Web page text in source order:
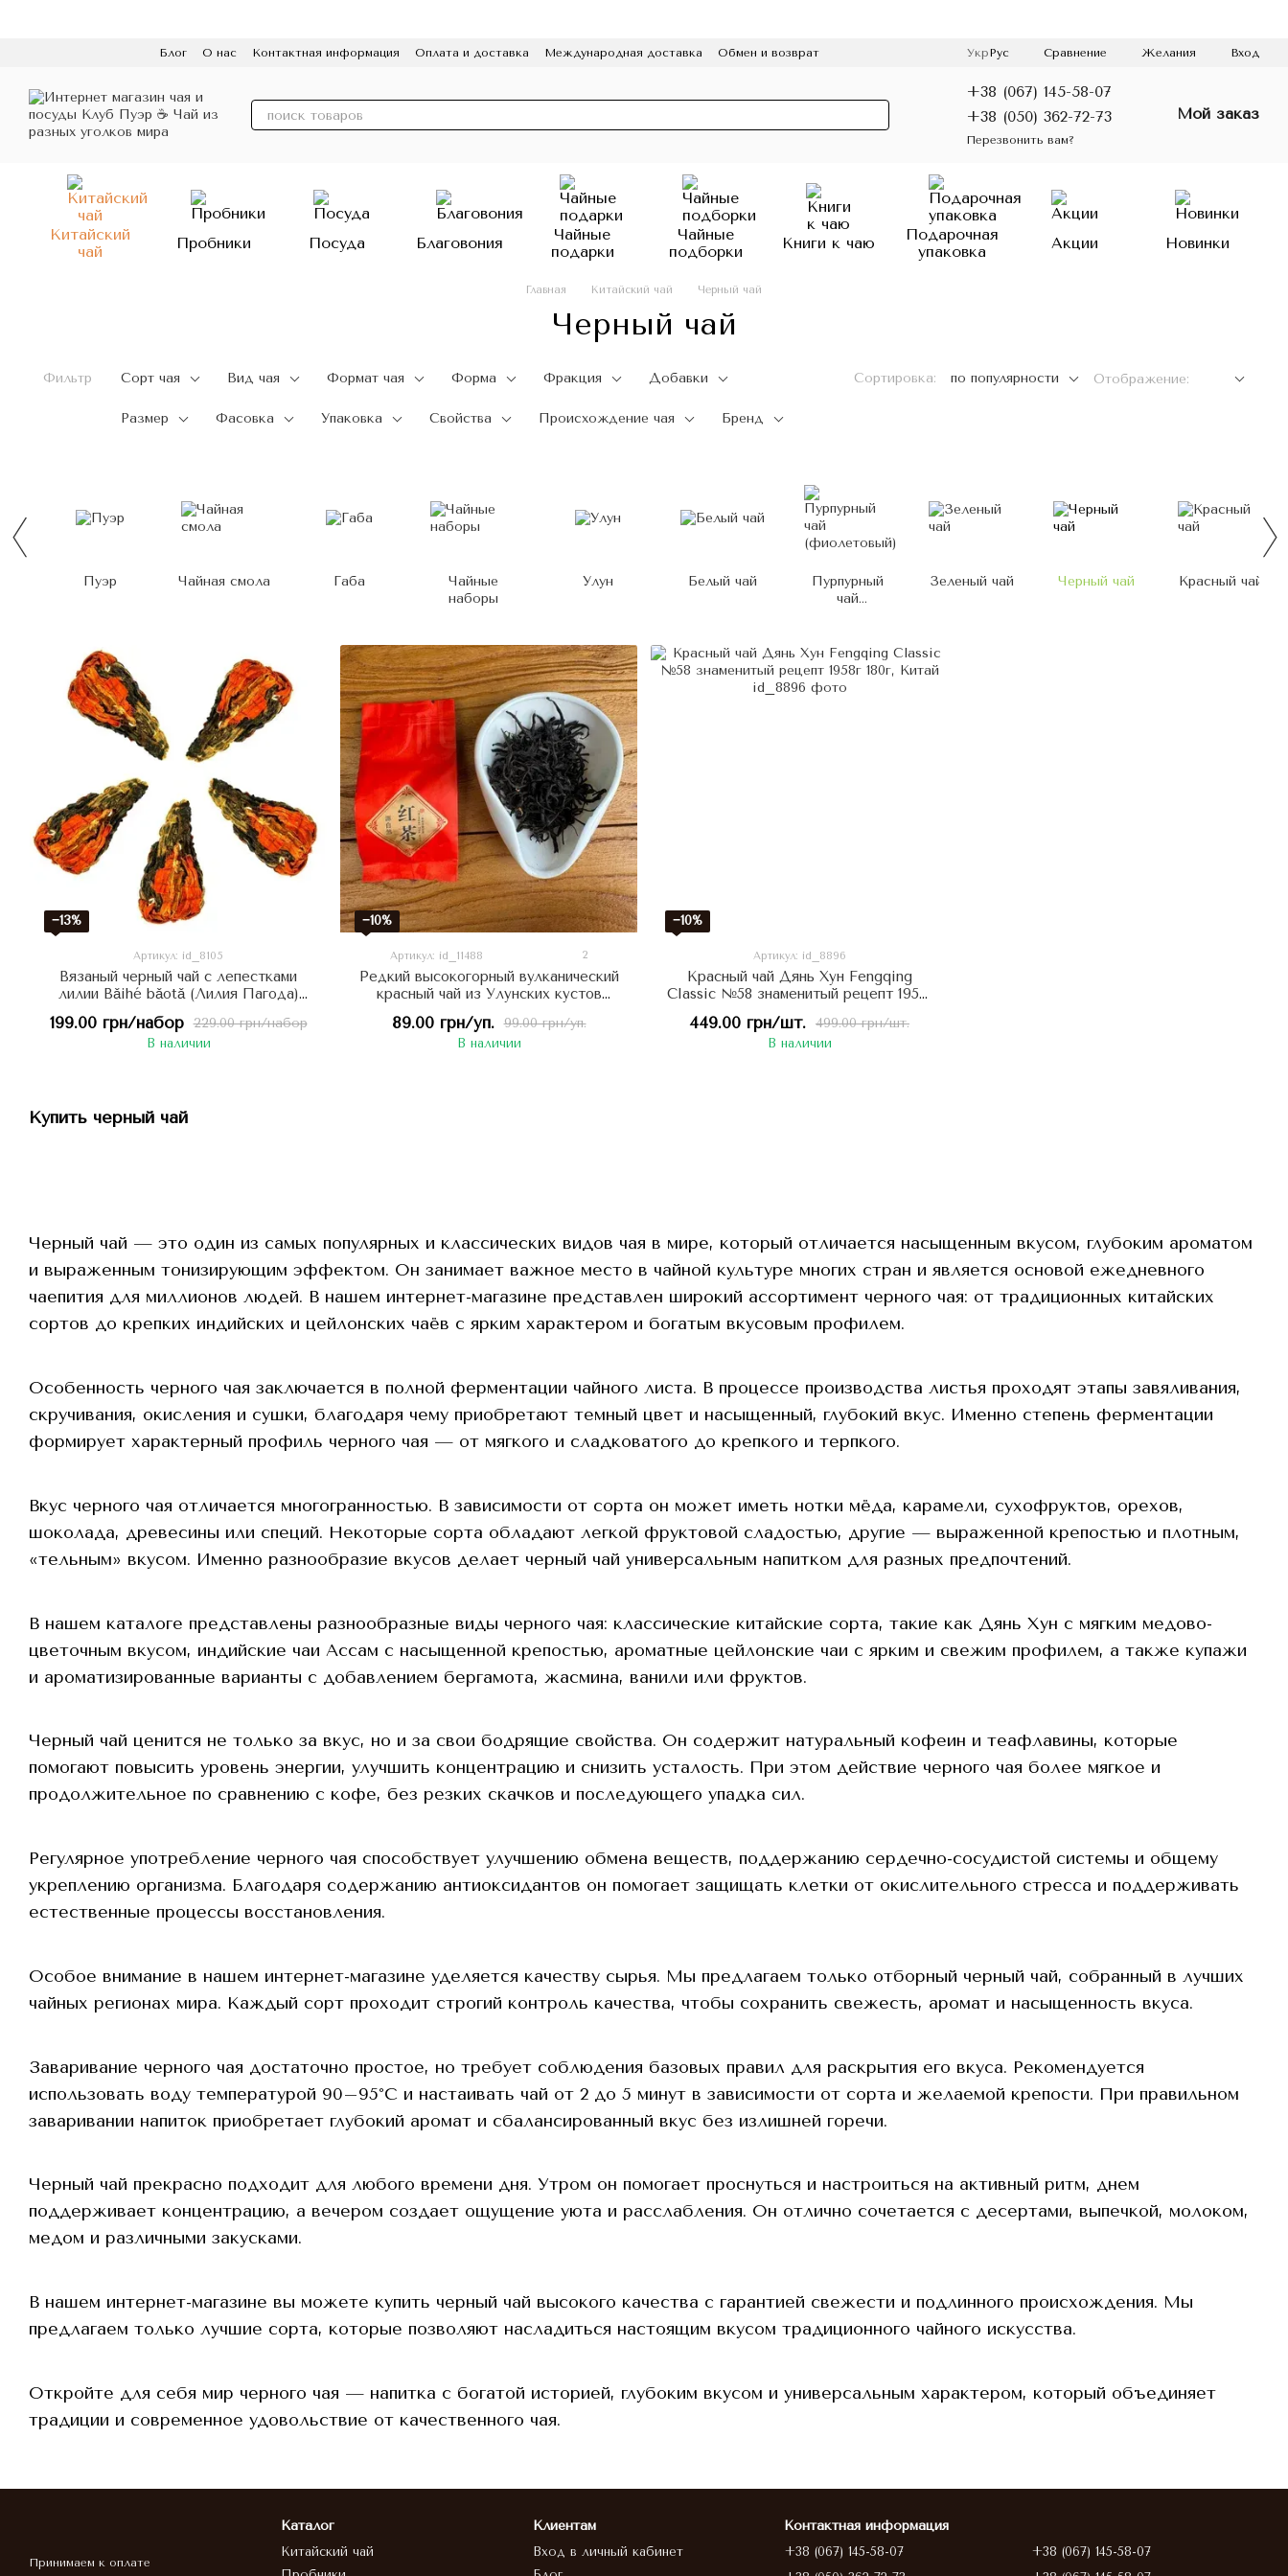
Блог О нас Контактная информация Оплата и доставка Международная доставка
Обмен и возврат
УкрРус Сравнение Желания Вход
+38 (067) 145-58-07
+38 (050) 362-72-73
Перезвонить вам?
Мой заказ
Китайский
чай
Пробники Посуда Благовония
Чайные
подарки
Чайные
подборки
Книги к чаю
Подарочная
упаковка
Акции Новинки
Главная Китайский чай Черный чай
Черный чай
Фильтр Сорт чая Вид чая Формат чая Форма Фракция Добавки
Размер Фасовка Упаковка Свойства Происхождение чая Бренд
Сортировка: по популярности Отображение:
Пуэр Чайная смола Габа
Чайные
наборы
Улун Белый чай
Пурпурный
чай
Зеленый чай Черный чай Красный чай
Купить черный чай
Черный чай — это один из самых популярных и классических видов чая в мире, который отличается насыщенным вкусом, глубоким ароматом
и выраженным тонизирующим эффектом. Он занимает важное место в чайной культуре многих стран и является основой ежедневного
чаепития для миллионов людей. В нашем интернет-магазине представлен широкий ассортимент черного чая: от традиционных китайских
сортов до крепких индийских и цейлонских чаёв с ярким характером и богатым вкусовым профилем.
Особенность черного чая заключается в полной ферментации чайного листа. В процессе производства листья проходят этапы завяливания,
скручивания, окисления и сушки, благодаря чему приобретают темный цвет и насыщенный, глубокий вкус. Именно степень ферментации
формирует характерный профиль черного чая — от мягкого и сладковатого до крепкого и терпкого.
Вкус черного чая отличается многогранностью. В зависимости от сорта он может иметь нотки мёда, карамели, сухофруктов, орехов,
шоколада, древесины или специй. Некоторые сорта обладают легкой фруктовой сладостью, другие — выраженной крепостью и плотным,
«тельным» вкусом. Именно разнообразие вкусов делает черный чай универсальным напитком для разных предпочтений.
В нашем каталоге представлены разнообразные виды черного чая: классические китайские сорта, такие как Дянь Хун с мягким медово-
цветочным вкусом, индийские чаи Ассам с насыщенной крепостью, ароматные цейлонские чаи с ярким и свежим профилем, а также купажи
и ароматизированные варианты с добавлением бергамота, жасмина, ванили или фруктов.
Черный чай ценится не только за вкус, но и за свои бодрящие свойства. Он содержит натуральный кофеин и теафлавины, которые
помогают повысить уровень энергии, улучшить концентрацию и снизить усталость. При этом действие черного чая более мягкое и
продолжительное по сравнению с кофе, без резких скачков и последующего упадка сил.
Регулярное употребление черного чая способствует улучшению обмена веществ, поддержанию сердечно-сосудистой системы и общему
укреплению организма. Благодаря содержанию антиоксидантов он помогает защищать клетки от окислительного стресса и поддерживать
естественные процессы восстановления.
Особое внимание в нашем интернет-магазине уделяется качеству сырья. Мы предлагаем только отборный черный чай, собранный в лучших
чайных регионах мира. Каждый сорт проходит строгий контроль качества, чтобы сохранить свежесть, аромат и насыщенность вкуса.
Заваривание черного чая достаточно простое, но требует соблюдения базовых правил для раскрытия его вкуса. Рекомендуется
использовать воду температурой 90–95°C и настаивать чай от 2 до 5 минут в зависимости от сорта и желаемой крепости. При правильном
заваривании напиток приобретает глубокий аромат и сбалансированный вкус без излишней горечи.
Черный чай прекрасно подходит для любого времени дня. Утром он помогает проснуться и настроиться на активный ритм, днем
поддерживает концентрацию, а вечером создает ощущение уюта и расслабления. Он отлично сочетается с десертами, выпечкой, молоком,
медом и различными закусками.
В нашем интернет-магазине вы можете купить черный чай высокого качества с гарантией свежести и подлинного происхождения. Мы
предлагаем только лучшие сорта, которые позволяют насладиться настоящим вкусом традиционного чайного искусства.
Откройте для себя мир черного чая — напитка с богатой историей, глубоким вкусом и универсальным характером, который объединяет
традиции и современное удовольствие от качественного чая.
−13%
Артикул: id_8105
Вязаный черный чай с лепестками
лилии Bǎihé bǎotǎ (Лилия Пагода)
229.00 грн/набор
199.00 грн/набор
В наличии
−10%
Артикул: id_11488 2
Редкий высокогорный вулканический
красный чай из Улунских кустов
фруктовый с нотками пряностей 8г,
Китай
99.00 грн/уп.
89.00 грн/уп.
В наличии
−10%
Артикул: id_8896
Красный чай Дянь Хун Fengqing
Classic №58 знаменитый рецепт 1958г
499.00 грн/шт.
449.00 грн/шт.
В наличии
Принимаем к оплате
Каталог
Китайский чай
Клиентам
Вход в личный кабинет
Контактная информация
+38 (067) 145-58-07
+38 (067) 145-58-07